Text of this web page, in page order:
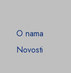
O nama
Novosti